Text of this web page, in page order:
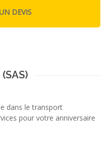
dans le transport
pour votre anniversaire